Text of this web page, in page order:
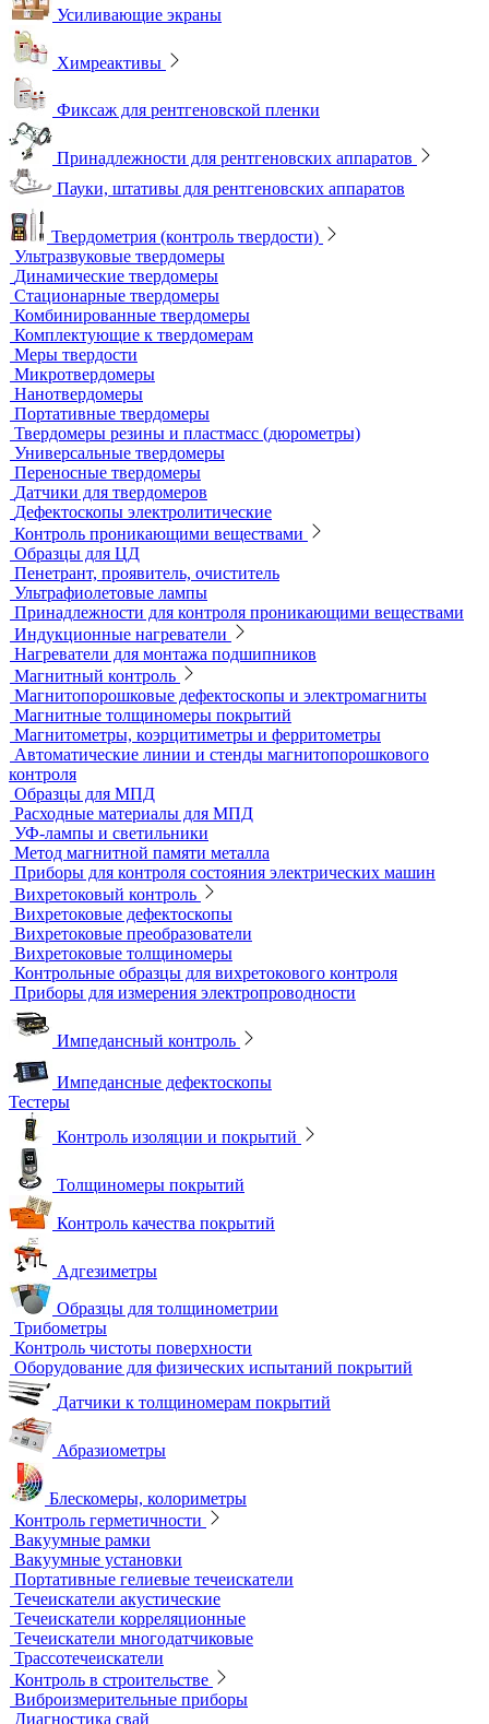
Принадлежности для рентгенографии
Гибкие кассеты для рентгеновской пленки
Литеры маркировочные
Магнитные держатели для рентгеновской пленки
Маркировочные знаки для радиографического контроля
Проволочные эталоны чувствительности
Универсальный шаблон радиографа
Эталоны чувствительности канавочные (ЭЧК)
Резаки
Рентгеновская плёнка
Рентгеновские аппараты постоянного действия
Усиливающие экраны
Химреактивы
Фиксаж для рентгеновской пленки
Принадлежности для рентгеновских аппаратов
Пауки, штативы для рентгеновских аппаратов
Твердометрия (контроль твердости)
Ультразвуковые твердомеры
Динамические твердомеры
Стационарные твердомеры
Комбинированные твердомеры
Комплектующие к твердомерам
Меры твердости
Микротвердомеры
Нанотвердомеры
Портативные твердомеры
Твердомеры резины и пластмасс (дюрометры)
Универсальные твердомеры
Переносные твердомеры
Датчики для твердомеров
Дефектоскопы электролитические
Контроль проникающими веществами
Образцы для ЦД
Пенетрант, проявитель, очиститель
Ультрафиолетовые лампы
Принадлежности для контроля проникающими веществами
Индукционные нагреватели
Нагреватели для монтажа подшипников
Магнитный контроль
Магнитопорошковые дефектоскопы и электромагниты
Магнитные толщиномеры покрытий
Магнитометры, коэрцитиметры и ферритометры
Автоматические линии и стенды магнитопорошкового
контроля
Образцы для МПД
Расходные материалы для МПД
УФ-лампы и светильники
Метод магнитной памяти металла
Приборы для контроля состояния электрических машин
Вихретоковый контроль
Вихретоковые дефектоскопы
Вихретоковые преобразователи
Вихретоковые толщиномеры
Контрольные образцы для вихретокового контроля
Приборы для измерения электропроводности
Импедансный контроль
Импедансные дефектоскопы
Тестеры
Контроль изоляции и покрытий
Толщиномеры покрытий
Адгезиметры
Образцы для толщинометрии
Трибометры
Контроль чистоты поверхности
Оборудование для физических испытаний покрытий
Датчики к толщиномерам покрытий
Абразиометры